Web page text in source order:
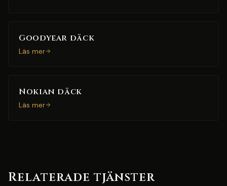
Goodyear däck
Läs mer
Nokian däck
Läs mer
Relaterade tjänster